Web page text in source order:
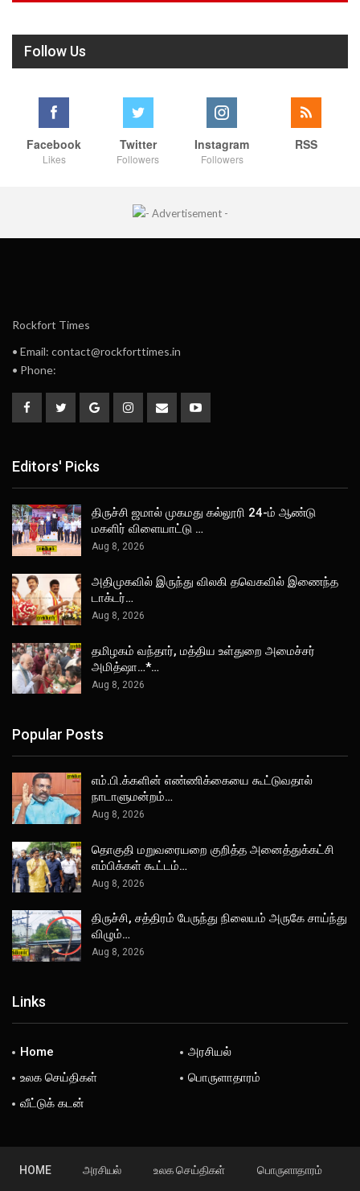
Follow Us
Facebook
Likes
Twitter
Followers
Instagram
Followers
RSS
Rockfort Times
• Email: contact@rockforttimes.in
• Phone:
Editors' Picks
திருச்சி ஜமால் முகமது கல்லூரி 24-ம் ஆண்டு
மகளிர் விளையாட்டு …
Aug 8, 2026
அதிமுகவில் இருந்து விலகி தவெகவில் இணைந்த
டாக்டர்…
Aug 8, 2026
தமிழகம் வந்தார், மத்திய உள்துறை அமைச்சர்
அமித்ஷா…*…
Aug 8, 2026
Popular Posts
எம்.பி.க்களின் எண்ணிக்கையை கூட்டுவதால்
நாடாளுமன்றம்…
Aug 8, 2026
தொகுதி மறுவரையறை குறித்த அனைத்துக்கட்சி
எம்பிக்கள் கூட்டம்…
Aug 8, 2026
திருச்சி, சத்திரம் பேருந்து நிலையம் அருகே சாய்ந்து
விழும்…
Aug 8, 2026
Links
Home
அரசியல்
உலக செய்திகள்
பொருளாதாரம்
வீட்டுக் கடன்
HOME அரசியல் உலக செய்திகள் பொருளாதாரம்